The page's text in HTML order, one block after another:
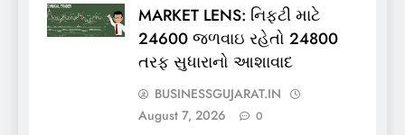
MARKET LENS: નિફ્ટી માટે
24600 જળવાઇ રહેતો 24800
તરફ સુધારાનો આશાવાદ
BUSINESSGUJARAT.IN
August 7, 2026
0